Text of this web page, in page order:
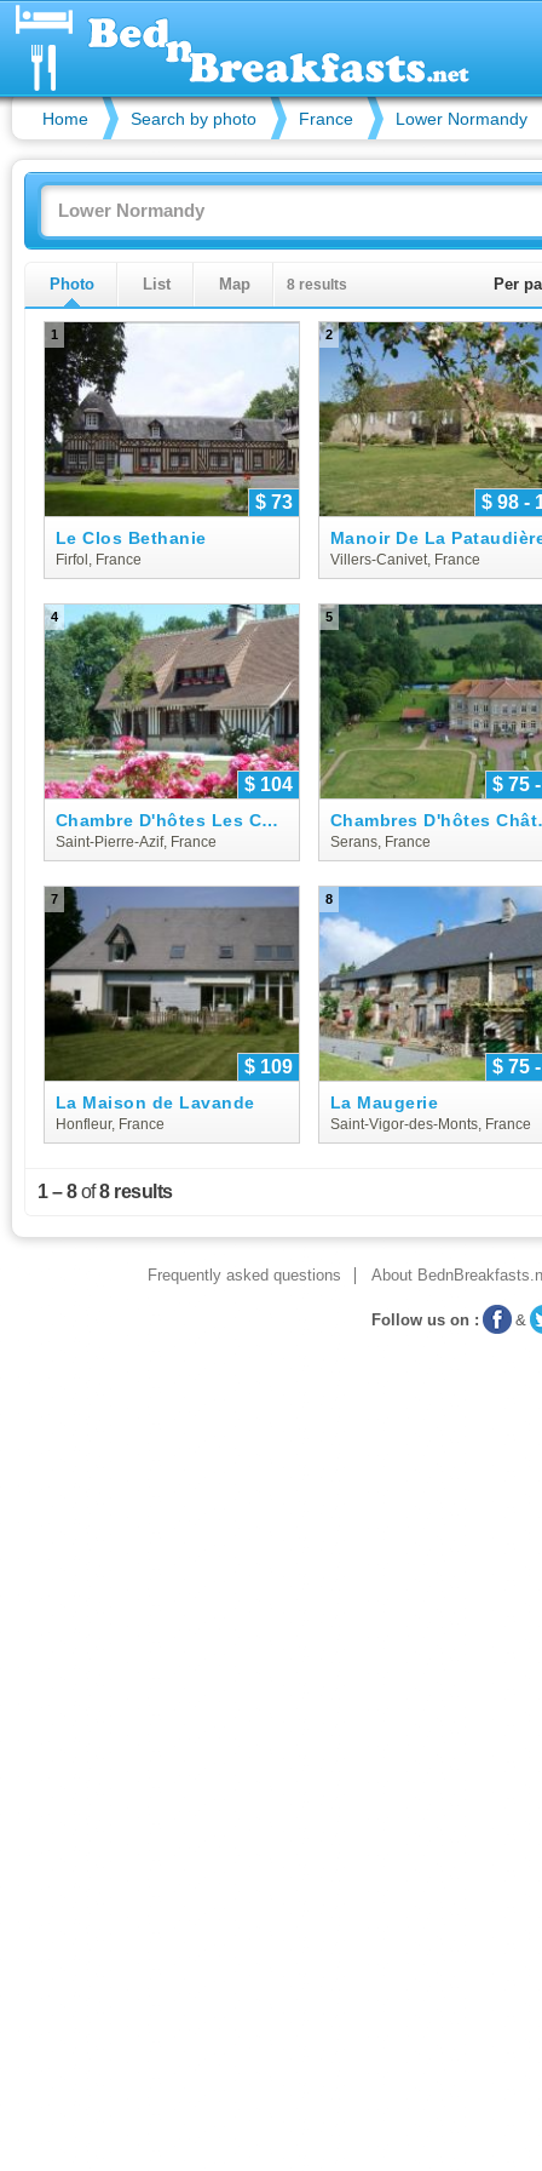
Home Search by photo France Lower Normandy
Photo List Map 8 results Per
1
$ 73
Le Clos Bethanie
Firfol, France
2
$ 98 -
Manoir De La
Villers-Canivet, France
4
$ 104
Chambre D'hôtes Les Charmes
Saint-Pierre-Azif, France
5
$ 75
Serans, France
7
$ 109
La Maison de Lavande
Honfleur, France
8
$ 75
La Maugerie
Saint-Vigor-des-Monts, France
1 – 8of8 results
Frequently asked questions About
Follow us on : &